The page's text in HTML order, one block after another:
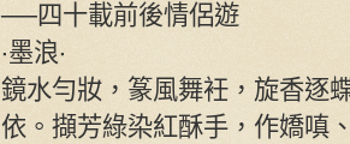
──四十載前後情侶遊
‧墨浪‧
鏡水勻妝，篆風舞衽，旋香逐
依。擷芳綠染紅酥手，作嬌嗔